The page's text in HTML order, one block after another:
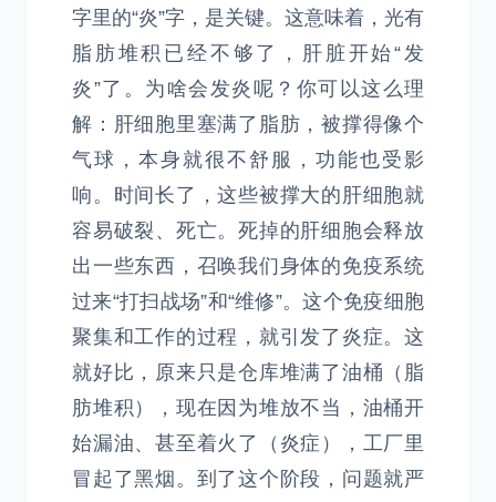
字里的“炎”字，是关键。这意味着，光有
脂肪堆积已经不够了，肝脏开始“发
炎”了。为啥会发炎呢？你可以这么理
解：肝细胞里塞满了脂肪，被撑得像个
气球，本身就很不舒服，功能也受影
响。时间长了，这些被撑大的肝细胞就
容易破裂、死亡。死掉的肝细胞会释放
出一些东西，召唤我们身体的免疫系统
过来“打扫战场”和“维修”。这个免疫细胞
聚集和工作的过程，就引发了炎症。这
就好比，原来只是仓库堆满了油桶（脂
肪堆积），现在因为堆放不当，油桶开
始漏油、甚至着火了（炎症），工厂里
冒起了黑烟。到了这个阶段，问题就严